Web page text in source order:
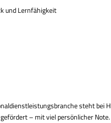
und Lernfähigkeit
steht bei
– mit viel persönlicher